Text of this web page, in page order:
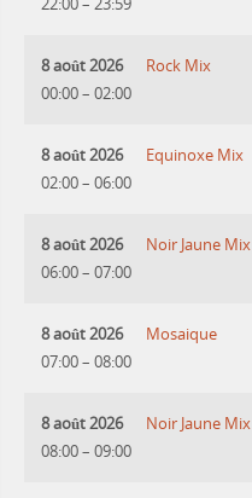
22:00– 23:59
8 août 2026
00:00– 02:00
Rock Mix
8 août 2026
02:00– 06:00
Equinoxe Mix
8 août 2026
06:00– 07:00
Noir Jaune Mix
8 août 2026
07:00– 08:00
Mosaique
8 août 2026
08:00– 09:00
Noir Jaune Mix